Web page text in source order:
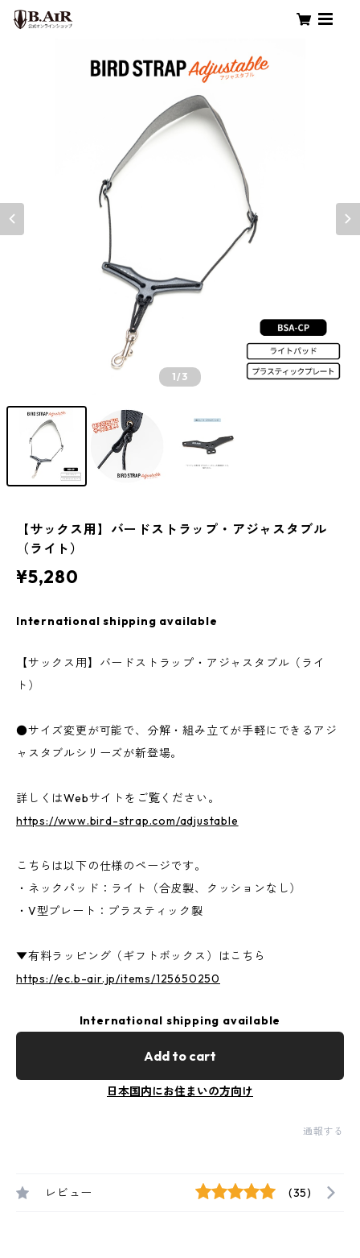
1/3
【サックス用】バードストラップ・アジャスタブル
（ライト）
¥5,280
International shipping available
【サックス用】バードストラップ・アジャスタブル（ライ
ト）
●サイズ変更が可能で、分解・組み立てが手軽にできるアジ
ャスタブルシリーズが新登場。
詳しくはWebサイトをご覧ください。
https://www.bird-strap.com/adjustable
こちらは以下の仕様のページです。
・ネックパッド：ライト（合皮製、クッションなし）
・V型プレート：プラスティック製
▼有料ラッピング（ギフトボックス）はこちら
https://ec.b-air.jp/items/125650250
International shipping available
Add to cart
日本国内にお住まいの方向け
通報する
レビュー (35)